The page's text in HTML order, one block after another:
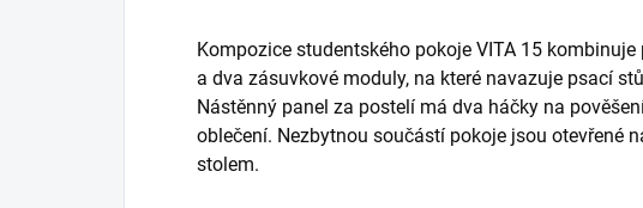
Kompozice studentského pokoje VITA 15
a dva zásuvkové moduly, na které navazuje psací
Nástěnný panel za postelí má dva háčky na
oblečení. Nezbytnou součástí pokoje jsou otevřené
stolem.